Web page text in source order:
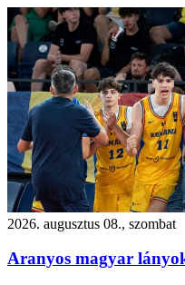
2026. augusztus 08., szombat
Aranyos magyar